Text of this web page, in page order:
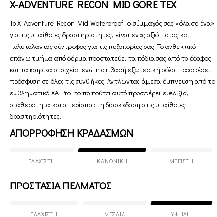
X-ADVENTURE RECON MID GORE TEX
Το X-Adventure Recon Mid Waterproof , ο σύμμαχός σας «όλα σε ένα»
για τις υπαίθριες δραστηριότητες, είναι ένας αξιόπιστος και
πολυτάλαντος σύντροφος για τις πεζοπορίες σας. Το ανθεκτικό
επάνω τμήμα από δέρμα προστατεύει τα πόδια σας από το έδαφος
και τα καιρικά στοιχεία, ενώ η στιβαρή εξωτερική σόλα προσφέρει
πρόσφυση σε όλες τις συνθήκες. Αντλώντας άμεσα έμπνευση από το
εμβληματικό XA Pro, το παπούτσι αυτό προσφέρει ευελιξία,
σταθερότητα και απερίσπαστη διασκέδαση στις υπαίθριες
δραστηριότητες.
ΑΠΟΡΡΟΦΗΣΗ ΚΡΑΔΑΣΜΩΝ
ΕΛΆΧΙΣΤΗ ΚΑΝΟΝΙΚΉ ΜΈΓΙΣΤΗ
ΠΡΟΣΤΑΣΙΑ ΠΕΛΜΑΤΟΣ
ΕΛΆΧΙΣΤΗ ΜΕΣΑΊΑ ΥΨΗΛΉ